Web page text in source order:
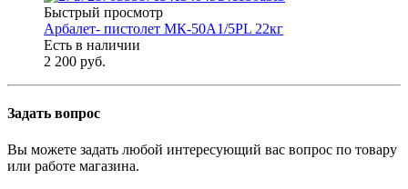
Быстрый просмотр
Арбалет- пистолет МК-50A1/5PL 22кг
Есть в наличии
2 200 руб.
Задать вопрос
Вы можете задать любой интересующий вас вопрос по товару
или работе магазина.